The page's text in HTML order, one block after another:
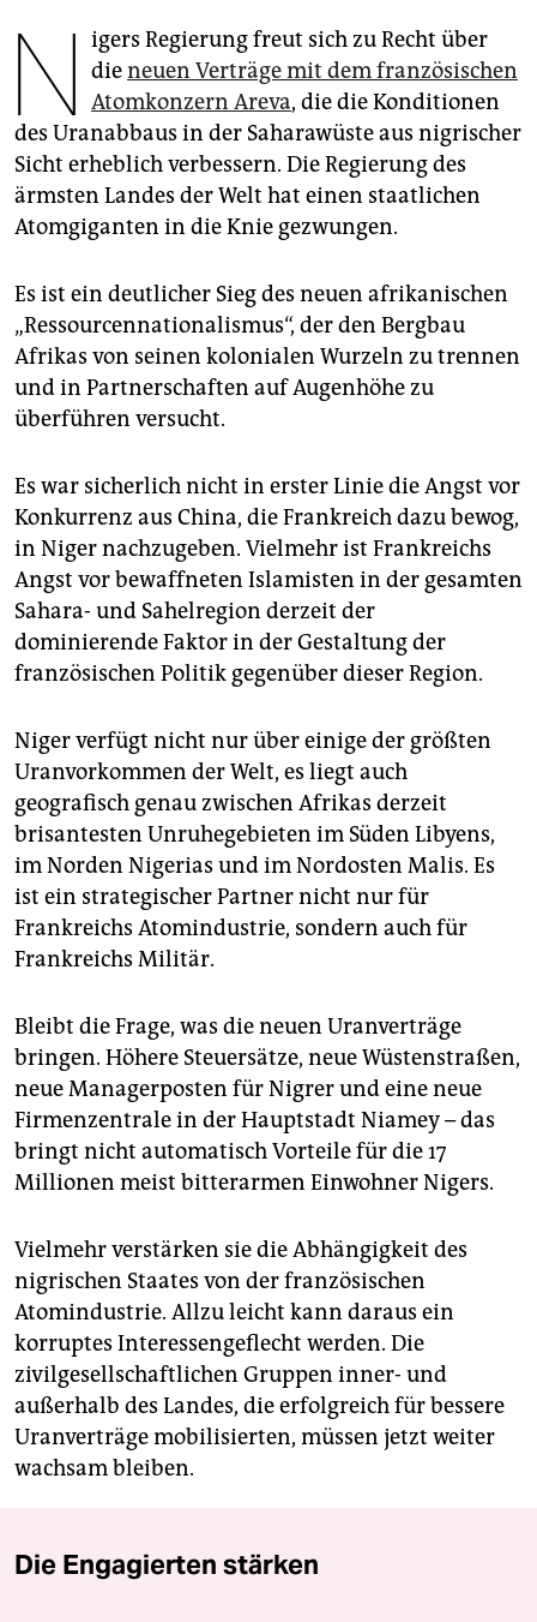
abo
genossenschaft
epaper login
N igers Regierung freut sich zu Recht über
dieneuen Verträge mit dem französischen
Atomkonzern Areva, die die Konditionen
des Uranabbaus in der Saharawüste aus nigrischer
Sicht erheblich verbessern. Die Regierung des
ärmsten Landes der Welt hat einen staatlichen
Atomgiganten in die Knie gezwungen.
Es ist ein deutlicher Sieg des neuen afrikanischen
„Ressourcennationalismus“, der den Bergbau
Afrikas von seinen kolonialen Wurzeln zu trennen
und in Partnerschaften auf Augenhöhe zu
überführen versucht.
Es war sicherlich nicht in erster Linie die Angst vor
Konkurrenz aus China, die Frankreich dazu bewog,
in Niger nachzugeben. Vielmehr ist Frankreichs
Angst vor bewaffneten Islamisten in der gesamten
Sahara- und Sahelregion derzeit der
dominierende Faktor in der Gestaltung der
französischen Politik gegenüber dieser Region.
Niger verfügt nicht nur über einige der größten
Uranvorkommen der Welt, es liegt auch
geografisch genau zwischen Afrikas derzeit
brisantesten Unruhegebieten im Süden Libyens,
im Norden Nigerias und im Nordosten Malis. Es
ist ein strategischer Partner nicht nur für
Frankreichs Atomindustrie, sondern auch für
Frankreichs Militär.
Bleibt die Frage, was die neuen Uranverträge
bringen. Höhere Steuersätze, neue Wüstenstraßen,
neue Managerposten für Nigrer und eine neue
Firmenzentrale in der Hauptstadt Niamey – das
bringt nicht automatisch Vorteile für die 17
Millionen meist bitterarmen Einwohner Nigers.
Vielmehr verstärken sie die Abhängigkeit des
nigrischen Staates von der französischen
Atomindustrie. Allzu leicht kann daraus ein
korruptes Interessengeflecht werden. Die
zivilgesellschaftlichen Gruppen inner- und
außerhalb des Landes, die erfolgreich für bessere
Uranverträge mobilisierten, müssen jetzt weiter
wachsam bleiben.
Die Engagierten stärken